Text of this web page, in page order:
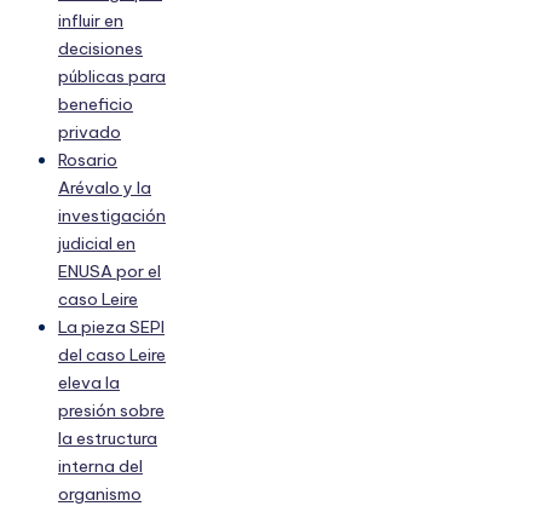
influir en
decisiones
públicas para
beneficio
privado
Rosario
Arévalo y la
investigación
judicial en
ENUSA por el
caso Leire
La pieza SEPI
del caso Leire
eleva la
presión sobre
la estructura
interna del
organismo